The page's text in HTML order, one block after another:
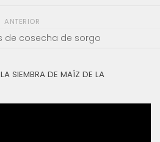
ANTERIOR
de cosecha de sorgo
SIEMBRA DE MAÍZ DE LA